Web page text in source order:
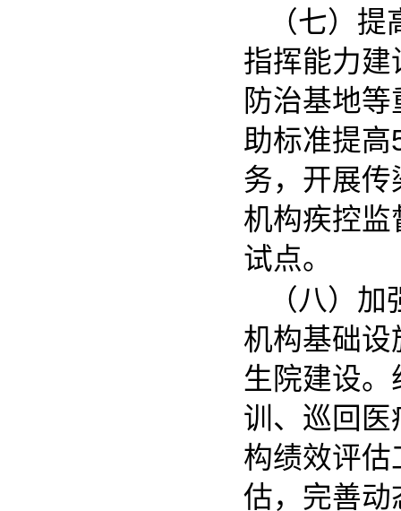
（七）
指挥能力
防治基地
助标准提
务，开展
机构疾控
试点。
（八）
机构基础
生院建设
训、巡回
构绩效评
估，完善动